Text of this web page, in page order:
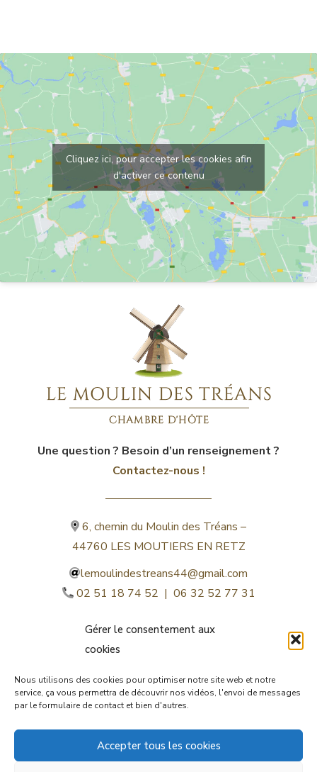
Gérer le consentement aux
cookies
Nous utilisons des cookies pour optimiser notre site web et notre
service, ça vous permettra de découvrir nos vidéos, l'envoi de messages
par le formulaire de contact et bien d'autres.
Accepter tous les cookies
Cliquez ici, pour accepter les cookies afin
d'activer ce contenu
Une question ? Besoin d’un renseignement ?
Contactez-nous !
6, chemin du Moulin des Tréans –
44760 LES MOUTIERS EN RETZ
lemoulindestreans44@gmail.com
02 51 18 74 52 | 06 32 52 77 31
©lemoulindestreans.fr
Mentions légales